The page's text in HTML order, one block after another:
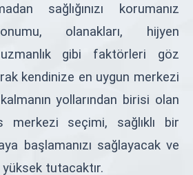
sağlığınızı korumanız
olanakları, hijyen
gibi faktörleri göz
kendinize en uygun merkezi
yollarından birisi olan
merkezi seçimi, sağlıklı bir
başlamanızı sağlayacak ve
tutacaktır.